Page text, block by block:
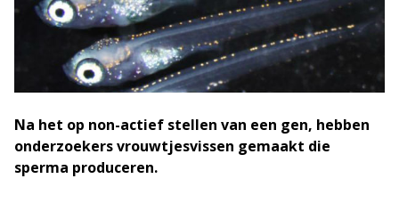
Na het op non-actief stellen van een gen, hebben
onderzoekers vrouwtjesvissen gemaakt die
sperma produceren.